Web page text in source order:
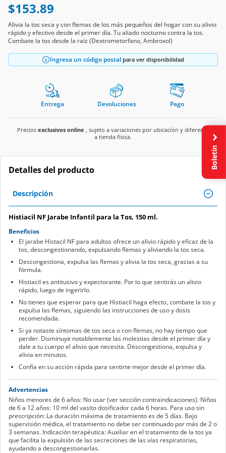
$153.89
Alivia la tos seca y con flemas de los más pequeños del hogar con su alivio
rápido y efectivo desde el primer día. Tu aliado nocturno contra la tos.
Combate la tos desde la raíz (Dextrometorfano, Ambroxol)
Ingresa un código postal para ver disponibilidad
Entrega Devoluciones Pago
Precios exclusivos online , sujeto a variaciones por ubicación y diferente
a tienda física.
Detalles del producto
Descripción
Histiacil NF Jarabe Infantil para la Tos, 150 ml.
Beneficios
El jarabe Histacil NF para adultos ofrece un alivio rápido y eficaz de la
tos, descongestionando, expulsando flemas y aliviando la tos seca.
Descongestiona, expulsa las flemas y alivia la tos seca, gracias a su
fórmula.
Histiacil es antitusivo y expectorante. Por lo que sentirás un alivio
rápido, luego de ingerirlo.
No tienes que esperar para que Histiacil haga efecto, combate la tos y
expulsa las flemas, siguiendo las instrucciones de uso y dosis
recomendada.
Si ya notaste síntomas de tos seca o con flemas, no hay tiempo que
perder. Disminuye notablemente las molestias desde el primer día y
dale a tu cuerpo el alivio que necesita. Descongestiona, expulsa y
alivia en minutos.
Confía en su acción rápida para sentirte mejor desde el primer día.
Advertencias
Niños menores de 6 años: No usar (ver sección contraindicaciones). Niños
de 6 a 12 años: 10 ml del vasito dosificador cada 6 horas. Para uso sin
prescripción: La duración máxima de tratamiento es de 5 días. Bajo
supervisión médica, el tratamiento no debe ser continuado por más de 2 o
3 semanas. Indicación terapéutica: Auxiliar en el tratamiento de la tos ya
que facilita la expulsión de las secreciones de las vías respiratorias,
ayudando a descongestionarlas.
Boletín